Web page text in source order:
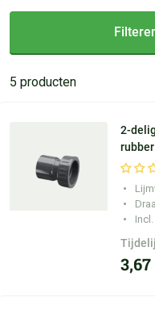
5 producten
2-
3,67